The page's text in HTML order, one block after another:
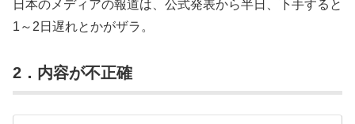
日本のメディアの報道は、公式発表から半日、下手すると
1～2日遅れとかがザラ。
2．内容が不正確